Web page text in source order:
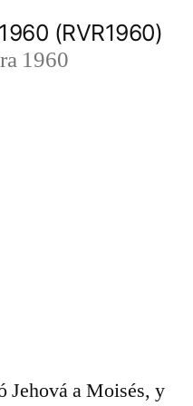
(RVR1960)
1960
Jehová a Moisés, y